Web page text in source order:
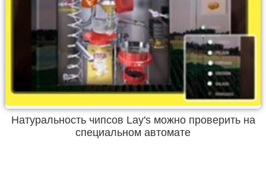
Натуральность чипсов Lay's можно проверить на
специальном автомате